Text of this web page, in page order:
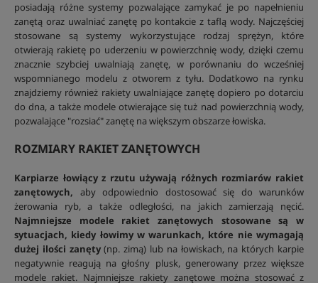
posiadają różne systemy pozwalające zamykać je po napełnieniu
zanętą oraz uwalniać zanętę po kontakcie z taflą wody. Najczęściej
stosowane są systemy wykorzystujące rodzaj sprężyn, które
otwierają rakietę po uderzeniu w powierzchnię wody, dzięki czemu
znacznie szybciej uwalniają zanętę, w porównaniu do wcześniej
wspomnianego modelu z otworem z tyłu. Dodatkowo na rynku
znajdziemy również rakiety uwalniające zanętę dopiero po dotarciu
do dna, a także modele otwierające się tuż nad powierzchnią wody,
pozwalające "rozsiać" zanętę na większym obszarze łowiska.
ROZMIARY RAKIET ZANĘTOWYCH
Karpiarze łowiący z rzutu używają różnych rozmiarów rakiet
zanętowych, aby odpowiednio dostosować się do warunków
żerowania ryb, a także odległości, na jakich zamierzają nęcić.
Najmniejsze modele rakiet zanętowych stosowane są w
sytuacjach, kiedy łowimy w warunkach, które nie wymagają
dużej ilości zanęty(np. zimą) lub na łowiskach, na których karpie
negatywnie reagują na głośny plusk, generowany przez większe
modele rakiet. Najmniejsze rakiety zanętowe można stosować z